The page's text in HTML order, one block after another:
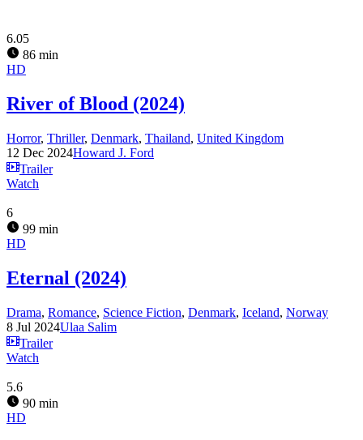
6.05
86 min
HD
River of Blood (2024)
Horror, Thriller, Denmark, Thailand, United Kingdom
12 Dec 2024Howard J. Ford
Trailer
Watch
6
99 min
HD
Eternal (2024)
Drama, Romance, Science Fiction, Denmark, Iceland, Norway
8 Jul 2024Ulaa Salim
Trailer
Watch
5.6
90 min
HD